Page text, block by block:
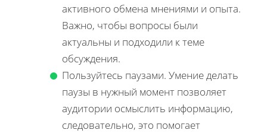
активного обмена мнениями и опыта.
Важно, чтобы вопросы были
актуальны и подходили к теме
обсуждения.
Пользуйтесь паузами. Умение делать
паузы в нужный момент позволяет
аудитории осмыслить информацию,
следовательно, это помогает